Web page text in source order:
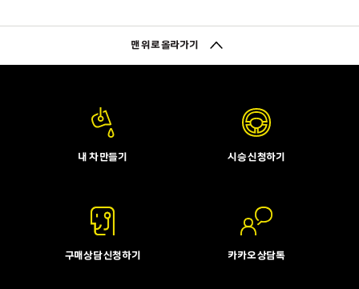
맨 위로 올라가기
내 차 만들기 시승 신청하기
구매상담 신청하기 카카오 상담톡